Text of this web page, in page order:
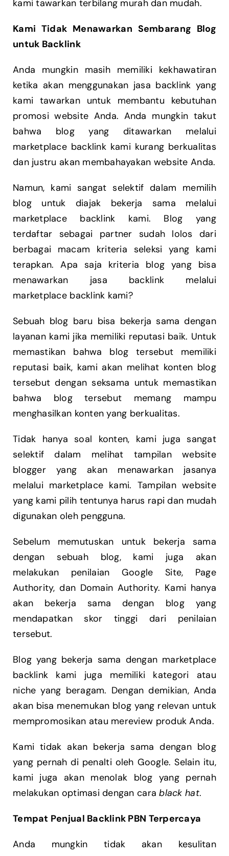
kami tawarkan terbilang murah dan mudah.
Kami Tidak Menawarkan Sembarang Blog
untuk Backlink
Anda mungkin masih memiliki kekhawatiran
ketika akan menggunakan jasa backlink yang
kami tawarkan untuk membantu kebutuhan
promosi website Anda. Anda mungkin takut
bahwa blog yang ditawarkan melalui
marketplace backlink kami kurang berkualitas
dan justru akan membahayakan website Anda.
Namun, kami sangat selektif dalam memilih
blog untuk diajak bekerja sama melalui
marketplace backlink kami. Blog yang
terdaftar sebagai partner sudah lolos dari
berbagai macam kriteria seleksi yang kami
terapkan. Apa saja kriteria blog yang bisa
menawarkan jasa backlink melalui
marketplace backlink kami?
Sebuah blog baru bisa bekerja sama dengan
layanan kami jika memiliki reputasi baik. Untuk
memastikan bahwa blog tersebut memiliki
reputasi baik, kami akan melihat konten blog
tersebut dengan seksama untuk memastikan
bahwa blog tersebut memang mampu
menghasilkan konten yang berkualitas.
Tidak hanya soal konten, kami juga sangat
selektif dalam melihat tampilan website
blogger yang akan menawarkan jasanya
melalui marketplace kami. Tampilan website
yang kami pilih tentunya harus rapi dan mudah
digunakan oleh pengguna.
Sebelum memutuskan untuk bekerja sama
dengan sebuah blog, kami juga akan
melakukan penilaian Google Site, Page
Authority, dan Domain Authority. Kami hanya
akan bekerja sama dengan blog yang
mendapatkan skor tinggi dari penilaian
tersebut.
Blog yang bekerja sama dengan marketplace
backlink kami juga memiliki kategori atau
niche yang beragam. Dengan demikian, Anda
akan bisa menemukan blog yang relevan untuk
mempromosikan atau mereview produk Anda.
Kami tidak akan bekerja sama dengan blog
yang pernah di penalti oleh Google. Selain itu,
kami juga akan menolak blog yang pernah
melakukan optimasi dengan carablack hat.
Tempat Penjual Backlink PBN Terpercaya
Anda mungkin tidak akan kesulitan